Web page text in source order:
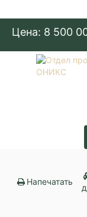
Цена: 8 500
Напечатать